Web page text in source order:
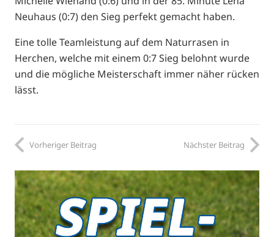
Neuhaus (0:7) den Sieg perfekt gemacht haben.
Eine tolle Teamleistung auf dem Naturrasen in
Herchen, welche mit einem 0:7 Sieg belohnt wurde
und die mögliche Meisterschaft immer näher rücken
lässt.
Vorheriger Beitrag Nächster Beitrag